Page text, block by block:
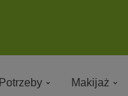
Potrzeby Makijaż